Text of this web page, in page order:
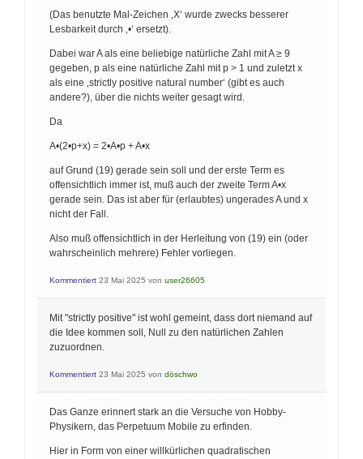
(Das benutzte Mal-Zeichen ‚X‘ wurde zwecks besserer
Lesbarkeit durch ‚•‘ ersetzt).
Dabei war A als eine beliebige natürliche Zahl mit A ≥ 9
gegeben, p als eine natürliche Zahl mit p > 1 und zuletzt x
als eine ‚strictly positive natural number‘ (gibt es auch
andere?), über die nichts weiter gesagt wird.
Da
A•(2•p+x) = 2•A•p + A•x
auf Grund (19) gerade sein soll und der erste Term es
offensichtlich immer ist, muß auch der zweite Term A•x
gerade sein. Das ist aber für (erlaubtes) ungerades A und x
nicht der Fall.
Also muß offensichtlich in der Herleitung von (19) ein (oder
wahrscheinlich mehrere) Fehler vorliegen.
Kommentiert 23 Mai 2025 von user26605
Mit "strictly positive" ist wohl gemeint, dass dort niemand auf
die Idee kommen soll, Null zu den natürlichen Zahlen
zuzuordnen.
Kommentiert 23 Mai 2025 von döschwo
Das Ganze erinnert stark an die Versuche von Hobby-
Physikern, das Perpetuum Mobile zu erfinden.
Hier in Form von einer willkürlichen quadratischen